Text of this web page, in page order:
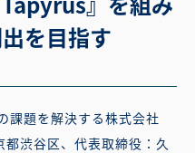
を目指す
課題を解決する株式会社
渋谷区、代表取締役：久